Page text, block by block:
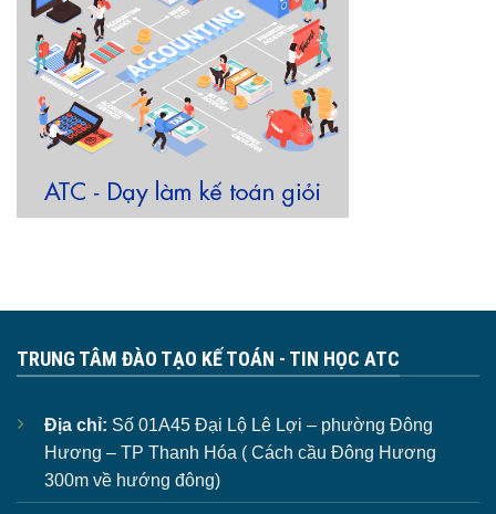
TRUNG TÂM ĐÀO TẠO KẾ TOÁN - TIN HỌC ATC
Địa chỉ: Số 01A45 Đại Lộ Lê Lợi – phường Đông
Hương – TP Thanh Hóa ( Cách cầu Đông Hương
300m về hướng đông)